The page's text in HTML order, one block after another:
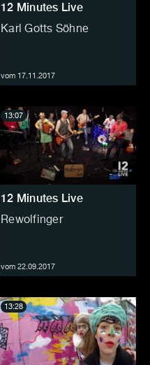
12 Minutes Live
Karl Gotts Söhne
vom 17.11.2017
12 Minutes Live
Rewolfinger
vom 22.09.2017
13:07
13:28